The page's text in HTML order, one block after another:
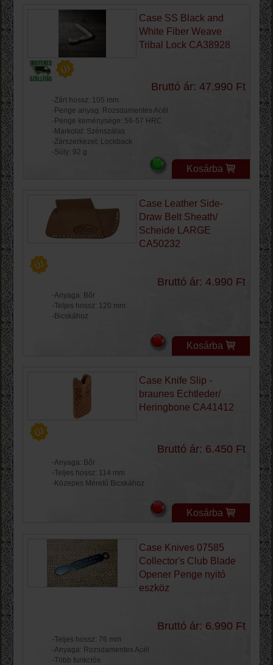
Case SS Black and
White Fiber Weave
Tribal Lock CA38928
Bruttó ár: 47.990 Ft
-Zárt hossz: 105 mm
-Penge anyag: Rozsdamentes Acél
-Penge keménysége: 56-57 HRC
-Markolat: Szénszálas
-Zárszerkezet: Lockback
-Súly: 92 g
Kosárba
Case Leather Side-
Draw Belt Sheath/
Scheide LARGE
CA50232
Bruttó ár: 4.990 Ft
-Anyaga: Bőr
-Teljes hossz: 120 mm
-Bicskához
Kosárba
Case Knife Slip -
braunes Echtleder/
Heringbone CA41412
Bruttó ár: 6.450 Ft
-Anyaga: Bőr
-Teljes hossz: 114 mm
-Közepes Méretű Bicskához
Kosárba
Case Knives 07585
Collector's Club Blade
Opener Penge nyitó
eszköz
Bruttó ár: 6.990 Ft
-Teljes hossz: 76 mm
-Anyaga: Rozsdamentes Acél
-Több funkciós